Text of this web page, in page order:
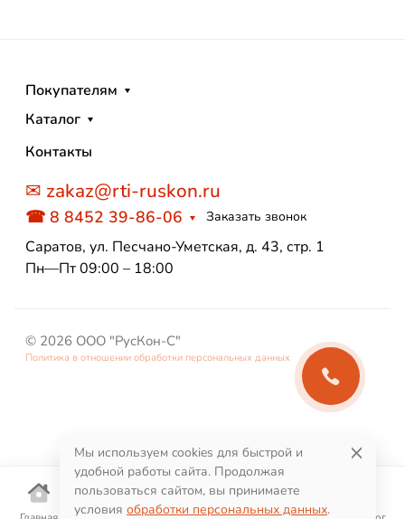
Покупателям
Каталог
Контакты
✉ zakaz@rti-ruskon.ru
☎ 8 8452 39-86-06 Заказать звонок
Саратов, ул. Песчано-Уметская, д. 43, стр. 1
Пн—Пт 09:00 – 18:00
© 2026 ООО "РусКон-С"
Политика в отношении обработки персональных данных
Мы используем cookies для быстрой и
удобной работы сайта. Продолжая
пользоваться сайтом, вы принимаете
условия обработки персональных данных.